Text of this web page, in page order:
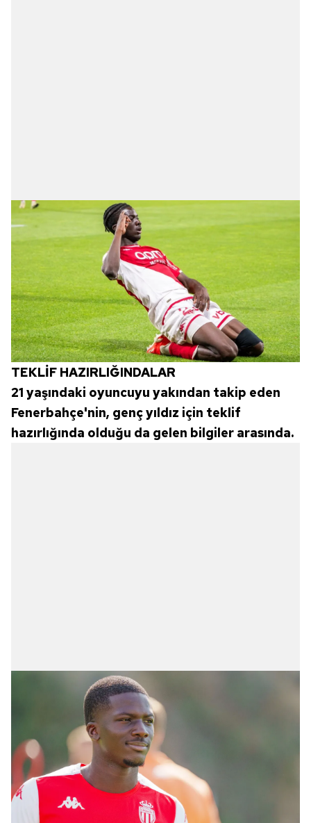
TEKLİF HAZIRLIĞINDALAR
21 yaşındaki oyuncuyu yakından takip eden
Fenerbahçe'nin, genç yıldız için teklif
hazırlığında olduğu da gelen bilgiler arasında.